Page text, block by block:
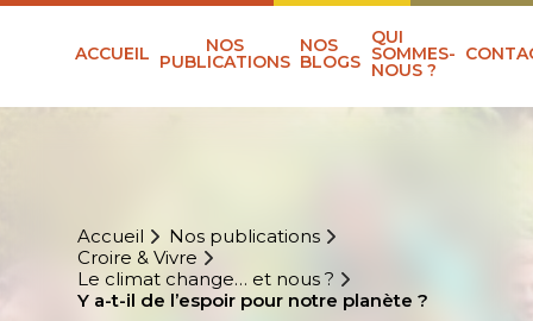
ACCUEIL NOS
PUBLICATIONS
NOS
BLOGS
QUI
SOMMES-
NOUS ?
Accueil
Nos publications
Croire & Vivre
Le climat change… et nous ?
Y a-t-il de l’espoir pour notre planète ?